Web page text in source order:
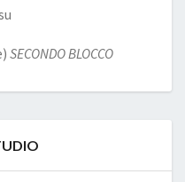
SECONDO BLOCCO